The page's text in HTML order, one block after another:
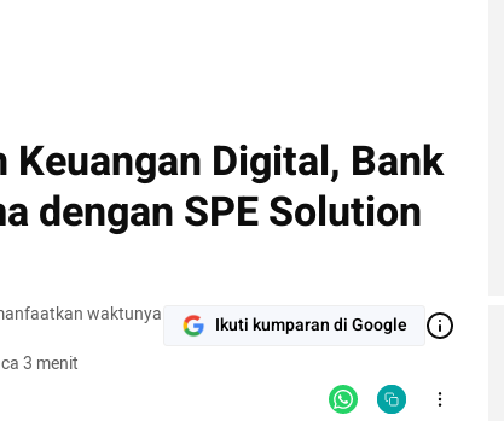
Keuangan Digital, Bank
dengan SPE Solution
waktunya
3 menit
Ikuti kumparan di Google